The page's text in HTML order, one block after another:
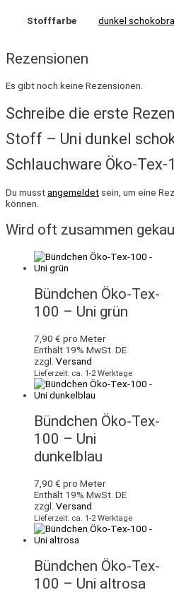
Stofffarbe dunkel
Rezensionen
Es gibt noch keine Rezensionen.
Schreibe die erste
Stoff – Uni dunkel
Schlauchware Öko-Tex-
Du musstangemeldet sein, um eine
können.
Wird oft zusammen
Bündchen Öko-Tex-
100 – Uni grün
7,90 € pro Meter
Enthält 19% MwSt. DE
zzgl. Versand
Lieferzeit: ca. 1-2 Werktage
Bündchen Öko-Tex-
100 – Uni
dunkelblau
7,90 € pro Meter
Enthält 19% MwSt. DE
zzgl. Versand
Lieferzeit: ca. 1-2 Werktage
Bündchen Öko-Tex-
100 – Uni altrosa